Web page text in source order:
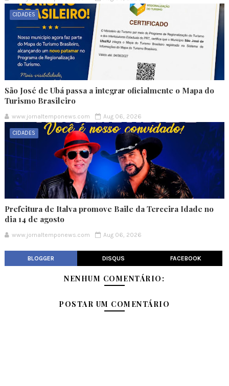
CIDADES
São José de Ubá passa a integrar oficialmente o Mapa do
Turismo Brasileiro
www.jornaltemponews.com Aug 06, 2026
CIDADES
Prefeitura de Italva promove Baile da Terceira Idade no
dia 14 de agosto
www.jornaltemponews.com Aug 06, 2026
BLOGGER DISQUS FACEBOOK
NENHUM COMENTÁRIO:
POSTAR UM COMENTÁRIO